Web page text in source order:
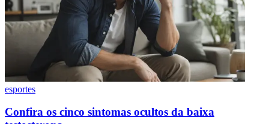
esportes
Confira os cinco sintomas ocultos da baixa